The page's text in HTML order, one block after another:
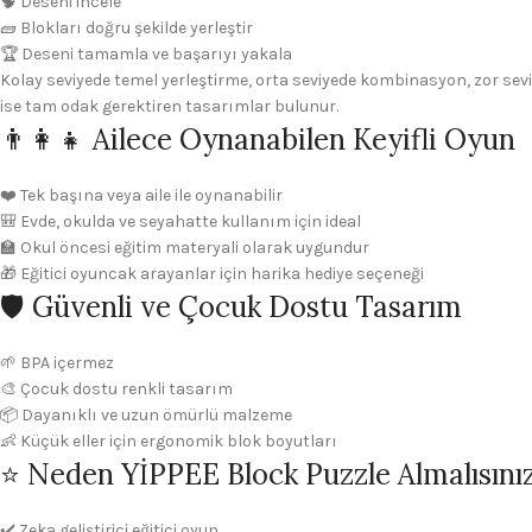
🧱 Blokları doğru şekilde yerleştir
🏆 Deseni tamamla ve başarıyı yakala
Kolay seviyede temel yerleştirme, orta seviyede kombinasyon, zor
ise tam odak gerektiren tasarımlar bulunur.
👨‍👩‍👧 Ailece Oynanabilen Keyifli Oyun
❤️ Tek başına veya aile ile oynanabilir
🎒 Evde, okulda ve seyahatte kullanım için ideal
🏫 Okul öncesi eğitim materyali olarak uygundur
🎁 Eğitici oyuncak arayanlar için harika hediye seçeneği
🛡️ Güvenli ve Çocuk Dostu Tasarım
🌱 BPA içermez
🎨 Çocuk dostu renkli tasarım
📦 Dayanıklı ve uzun ömürlü malzeme
👶 Küçük eller için ergonomik blok boyutları
⭐ Neden YİPPEE Block Puzzle